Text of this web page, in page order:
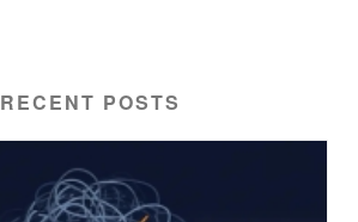
RECENT POSTS